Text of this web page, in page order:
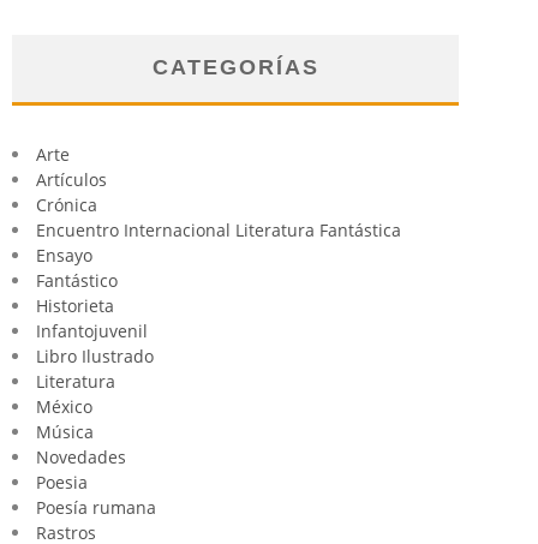
CATEGORÍAS
Arte
Artículos
Crónica
Encuentro Internacional Literatura Fantástica
Ensayo
Fantástico
Historieta
Infantojuvenil
Libro Ilustrado
Literatura
México
Música
Novedades
Poesia
Poesía rumana
Rastros